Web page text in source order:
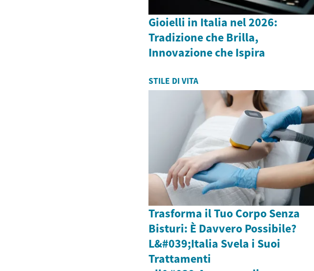
Gioielli in Italia nel 2026:
Tradizione che Brilla,
Innovazione che Ispira
STILE DI VITA
Trasforma il Tuo Corpo Senza
Bisturi: È Davvero Possibile?
L&#039;Italia Svela i Suoi
Trattamenti